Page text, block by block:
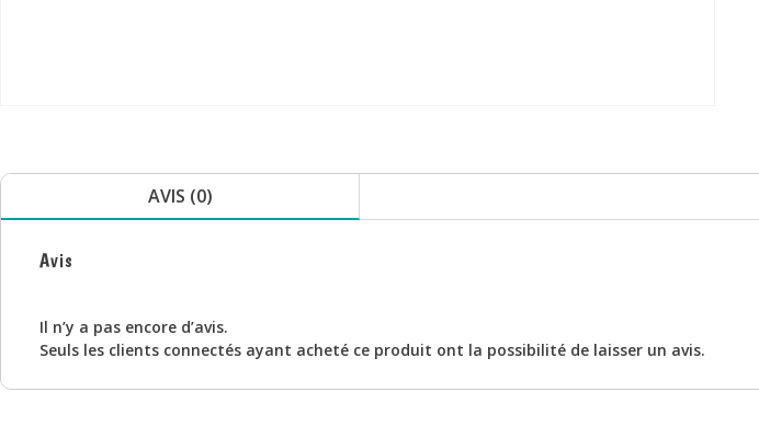
AVIS (0)
Avis
Il n’y a pas encore d’avis.
Seuls les clients connectés ayant acheté ce produit ont la possibilité de laisser un avis.